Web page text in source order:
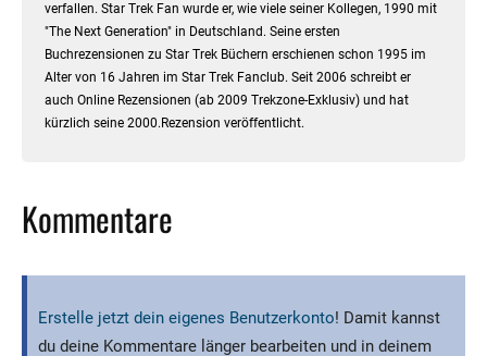
verfallen. Star Trek Fan wurde er, wie viele seiner Kollegen, 1990 mit
"The Next Generation" in Deutschland. Seine ersten
Buchrezensionen zu Star Trek Büchern erschienen schon 1995 im
Alter von 16 Jahren im Star Trek Fanclub. Seit 2006 schreibt er
auch Online Rezensionen (ab 2009 Trekzone-Exklusiv) und hat
kürzlich seine 2000.Rezension veröffentlicht.
Kommentare
Erstelle jetzt dein eigenes Benutzerkonto! Damit kannst
du deine Kommentare länger bearbeiten und in deinem